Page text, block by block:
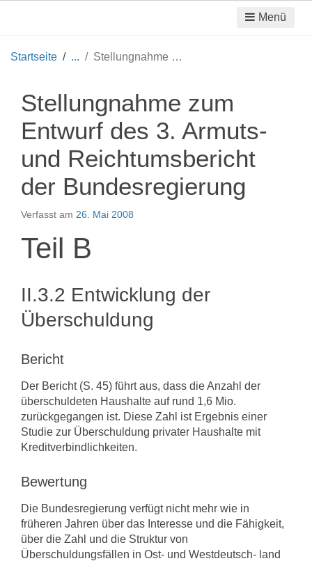
Menü
Startseite Stellungnahme zum Entwurf des 3. Armuts- und Reichtumsbericht der Bundesregierung
Stellungnahme zum
Entwurf des 3. Armuts-
und Reichtumsbericht
der Bundesregierung
Verfasst am 26. Mai 2008
Teil B
II.3.2 Entwicklung der
Überschuldung
Bericht
Der Bericht (S. 45) führt aus, dass die Anzahl der
überschuldeten Haushalte auf rund 1,6 Mio.
zurückgegangen ist. Diese Zahl ist Ergebnis einer
Studie zur Überschuldung privater Haushalte mit
Kreditverbindlichkeiten.
Bewertung
Die Bundesregierung verfügt nicht mehr wie in
früheren Jahren über das Interesse und die Fähigkeit,
über die Zahl und die Struktur von
Überschuldungsfällen in Ost- und Westdeutsch- land